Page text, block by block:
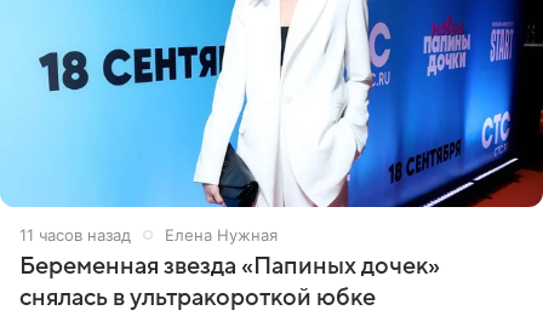
11 часов назад Елена Нужная
Беременная звезда «Папиных дочек»
снялась в ультракороткой юбке